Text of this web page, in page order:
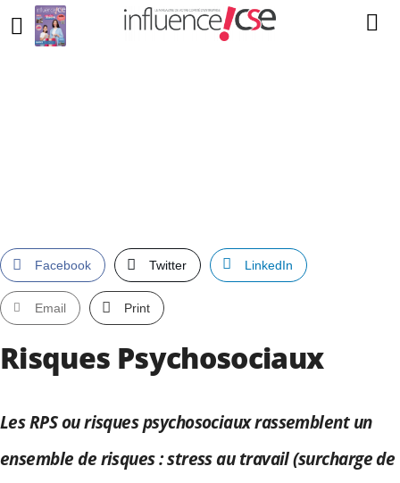
Facebook Twitter LinkedIn
Email Print
Risques Psychosociaux
Les RPS ou risques psychosociaux rassemblent un
ensemble de risques : stress au travail (surcharge de